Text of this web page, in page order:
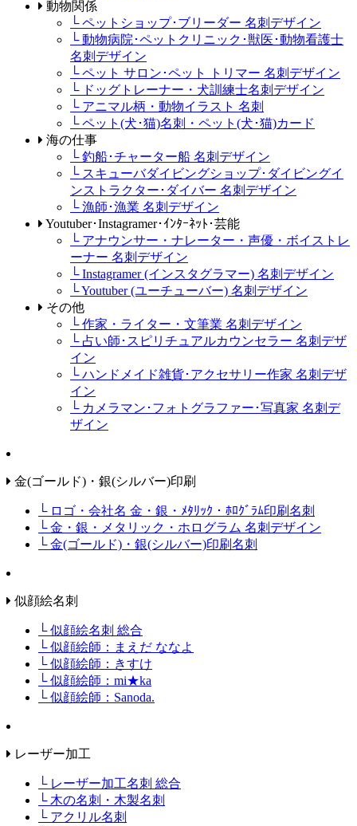
動物関係
└ ペットショップ･ブリーダー 名刺デザイン
└ 動物病院･ペットクリニック･獣医･動物看護士
名刺デザイン
└ ペット サロン･ペット トリマー 名刺デザイン
└ ドッグトレーナー・犬訓練士名刺デザイン
└ アニマル柄・動物イラスト 名刺
└ ペット(犬･猫)名刺・ペット(犬･猫)カード
海の仕事
└ 釣船･チャーター船 名刺デザイン
└ スキューバダイビングショップ･ダイビングイ
ンストラクター･ダイバー 名刺デザイン
└ 漁師･漁業 名刺デザイン
Youtuber･Instagramer･ｲﾝﾀｰﾈｯﾄ･芸能
└ アナウンサー・ナレーター・声優・ボイストレ
ーナー 名刺デザイン
└ Instagramer (インスタグラマー) 名刺デザイン
└ Youtuber (ユーチューバー) 名刺デザイン
その他
└ 作家・ライター・文筆業 名刺デザイン
└ 占い師･スピリチュアルカウンセラー 名刺デザ
イン
└ ハンドメイド雑貨･アクセサリー作家 名刺デザ
イン
└ カメラマン･フォトグラファー･写真家 名刺デ
ザイン
金(ゴールド)・銀(シルバー)印刷
└ ロゴ・会社名 金・銀・ﾒﾀﾘｯｸ・ﾎﾛｸﾞﾗﾑ印刷名刺
└ 金・銀・メタリック・ホログラム 名刺デザイン
└ 金(ゴールド)・銀(シルバー)印刷名刺
似顔絵名刺
└ 似顔絵名刺 総合
└ 似顔絵師：まえだ ななよ
└ 似顔絵師：きすけ
└ 似顔絵師：mi★ka
└ 似顔絵師：Sanoda.
レーザー加工
└ レーザー加工名刺 総合
└ 木の名刺・木製名刺
└ アクリル名刺